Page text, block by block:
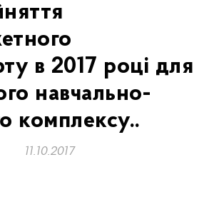
в 2017 році для
навчально-
комплексу..
11.10.2017